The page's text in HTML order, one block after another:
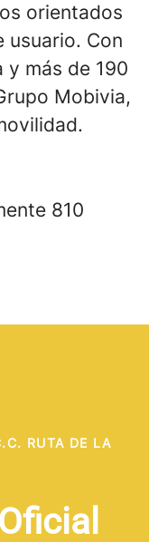
orientados
usuario. Con
y más de 190
Mobivia,
810
RUTA DE LA